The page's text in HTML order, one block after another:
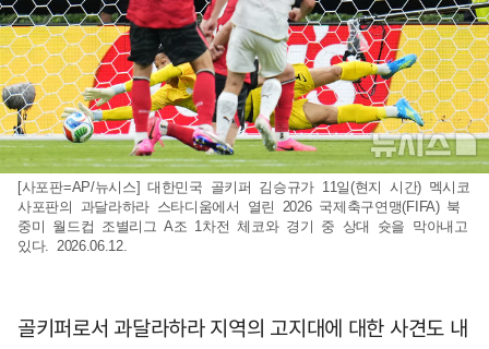
[사포판=AP/뉴시스] 대한민국 골키퍼 김승규가 11일(현지 시간) 멕시코
사포판의 과달라하라 스타디움에서 열린 2026 국제축구연맹(FIFA) 북
중미 월드컵 조별리그 A조 1차전 체코와 경기 중 상대 슛을 막아내고
있다. 2026.06.12.
골키퍼로서 과달라하라 지역의 고지대에 대한 사견도 내